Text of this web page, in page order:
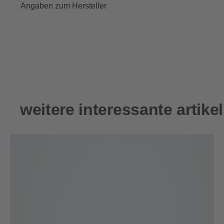
Angaben zum Hersteller
Produktgalerie überspringen
weitere interessante artikel